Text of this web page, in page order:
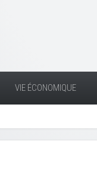
VIE ÉCONOMIQUE